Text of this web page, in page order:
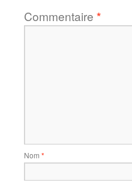
Commentaire *
Nom *